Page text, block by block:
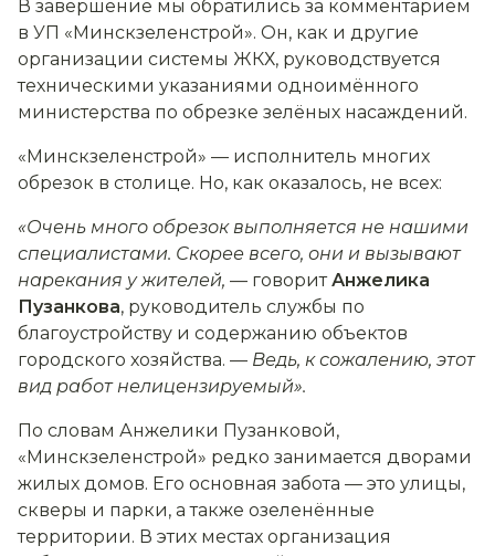
В завершение мы обратились за комментарием
в УП «Минскзеленстрой». Он, как и другие
организации системы ЖКХ, руководствуется
техническими указаниями одноимённого
министерства по обрезке зелёных насаждений.
«Минскзеленстрой» — исполнитель многих
обрезок в столице. Но, как оказалось, не всех:
«Очень много обрезок выполняется не нашими
специалистами. Скорее всего, они и вызывают
нарекания у жителей, — говоритАнжелика
Пузанкова, руководитель службы по
благоустройству и содержанию объектов
городского хозяйства. — Ведь, к сожалению, этот
вид работ нелицензируемый».
По словам Анжелики Пузанковой,
«Минскзеленстрой» редко занимается дворами
жилых домов. Его основная забота — это улицы,
скверы и парки, а также озеленённые
территории. В этих местах организация